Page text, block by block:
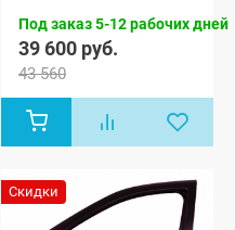
мест, Лада
Кросс 7 мест
Под заказ 5-12 рабочих дней
39 600 руб.
43 560
Скидки